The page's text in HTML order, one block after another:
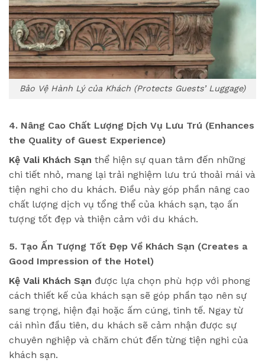
Bảo Vệ Hành Lý của Khách (Protects Guests’ Luggage)
4. Nâng Cao Chất Lượng Dịch Vụ Lưu Trú (Enhances
the Quality of Guest Experience)
Kệ Vali Khách Sạn thể hiện sự quan tâm đến những
chi tiết nhỏ, mang lại trải nghiệm lưu trú thoải mái và
tiện nghi cho du khách. Điều này góp phần nâng cao
chất lượng dịch vụ tổng thể của khách sạn, tạo ấn
tượng tốt đẹp và thiện cảm với du khách.
5. Tạo Ấn Tượng Tốt Đẹp Về Khách Sạn (Creates a
Good Impression of the Hotel)
Kệ Vali Khách Sạn được lựa chọn phù hợp với phong
cách thiết kế của khách sạn sẽ góp phần tạo nên sự
sang trọng, hiện đại hoặc ấm cúng, tinh tế. Ngay từ
cái nhìn đầu tiên, du khách sẽ cảm nhận được sự
chuyên nghiệp và chăm chút đến từng tiện nghi của
khách sạn.